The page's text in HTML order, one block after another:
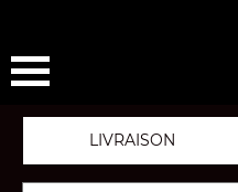
LIVRAISON